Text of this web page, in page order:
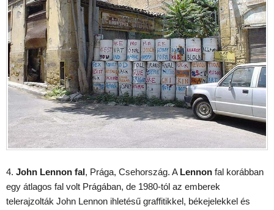
4. John Lennon fal, Prága, Csehország. A Lennon fal korábban
egy átlagos fal volt Prágában, de 1980-tól az emberek
telerajzolták John Lennon ihletésű graffitikkel, békejelekkel és